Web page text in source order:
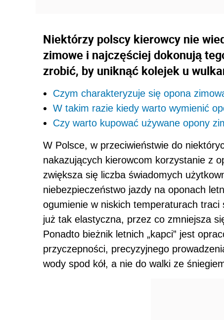
Niektórzy polscy kierowcy nie
zimowe i najczęściej dokonują
zrobić, by uniknąć kolejek u
Czym charakteryzuje się opona
W takim razie kiedy warto wymienić
Czy warto kupować używane opony
W Polsce, w przeciwieństwie do
nakazujących kierowcom korzystanie z
zwiększa się liczba świadomych
niebezpieczeństwo jazdy na oponach
ogumienie w niskich temperaturach traci
już tak elastyczna, przez co zmniejsza
Ponadto bieżnik letnich „kapci” jest
przyczepności, precyzyjnego
wody spod kół, a nie do walki ze